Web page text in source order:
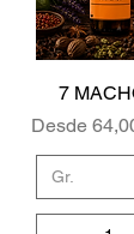
7
Desde
Precio de